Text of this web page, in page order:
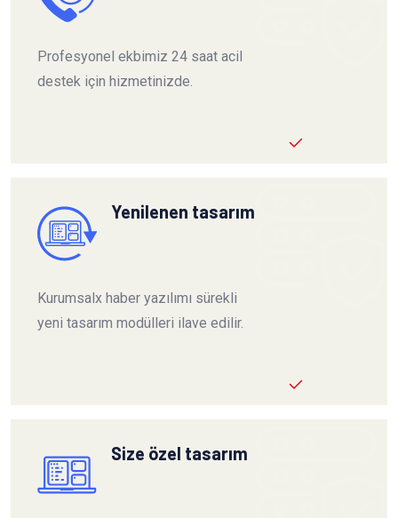
Profesyonel ekbimiz 24 saat acil
destek için hizmetinizde.
Yenilenen tasarım
Kurumsalx haber yazılımı sürekli
yeni tasarım modülleri ilave edilir.
Size özel tasarım